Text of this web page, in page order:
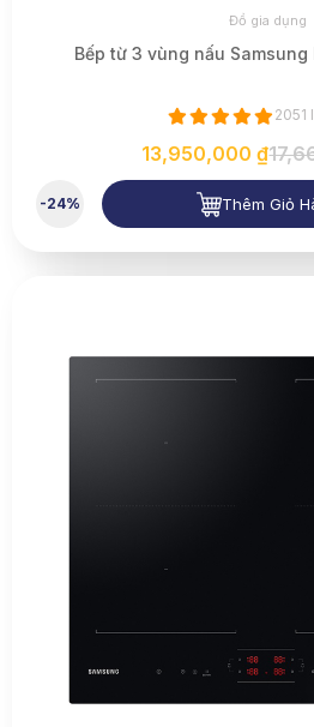
Đồ gia dụng
Bếp từ 3 vùng nấu Samsung
2051
13,950,000 ₫
-24% Thêm Giỏ